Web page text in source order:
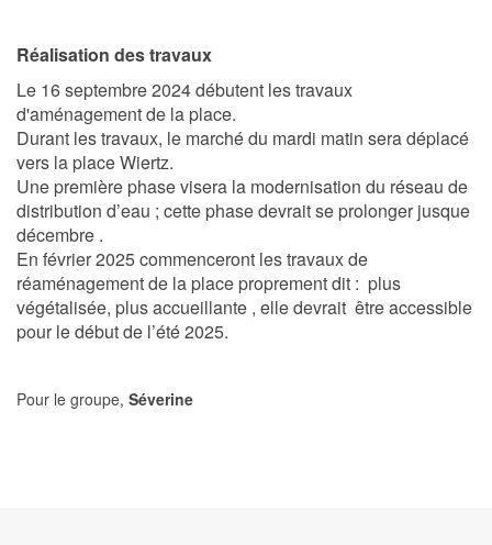
Réalisation des travaux
Le 16 septembre 2024 débutent les travaux
d'aménagement de la place.
Durant les travaux, le marché du mardi matin sera déplacé
vers la place Wiertz.
Une première phase visera la modernisation du réseau de
distribution d’eau ; cette phase devrait se prolonger jusque
décembre .
En février 2025 commenceront les travaux de
réaménagement de la place proprement dit : plus
végétalisée, plus accueillante , elle devrait être accessible
pour le début de l’été 2025.
Pour le groupe, Séverine